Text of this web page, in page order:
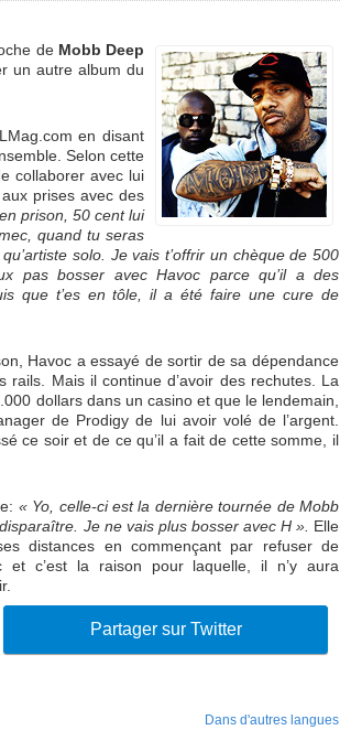
de Mobb Deep
un autre album du
en disant
Selon cette
collaborer avec lui
prises avec des
prison, 50 cent lui
quand tu seras
solo. Je vais t’offrir un chèque de 500
pas bosser avec Havoc parce qu’il a des
que t’es en tôle, il a été faire une cure de
Havoc a essayé de sortir de sa dépendance
Mais il continue d’avoir des rechutes. La
dollars dans un casino et que le lendemain,
de Prodigy de lui avoir volé de l’argent.
ce soir et de ce qu’il a fait de cette somme, il
« Yo, celle-ci est la dernière tournée de Mobb
Je ne vais plus bosser avec H ». Elle
distances en commençant par refuser de
et c’est la raison pour laquelle, il n’y aura
Partager sur Twitter
Dans d'autres langues